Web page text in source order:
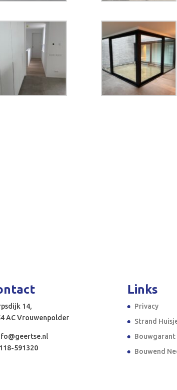
14,
AC Vrouwenpolder
591320
Links
Privacy
Strand
Bouwgarant
Bouwend